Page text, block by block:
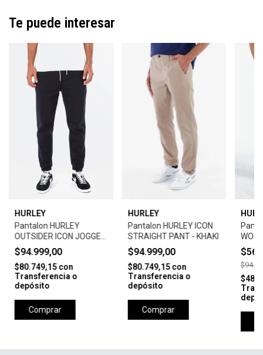
Te puede interesar
HURLEY
Pantalon HURLEY
OUTSIDER ICON JOGGER
- BLACK
$94.999,00
$80.749,15con
Transferencia o
depósito
Comprar
HURLEY
Pantalon HURLEY ICON
STRAIGHT PANT - KHAKI
$94.999,00
$80.749,15con
Transferencia o
depósito
Comprar